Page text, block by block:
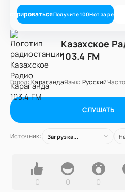
Получите100Нот за
Казахское
103.4 FM
Город:КарагандаЯзык: Русский
СЛУШАТЬ
Источник: Загрузка...
0 0 0